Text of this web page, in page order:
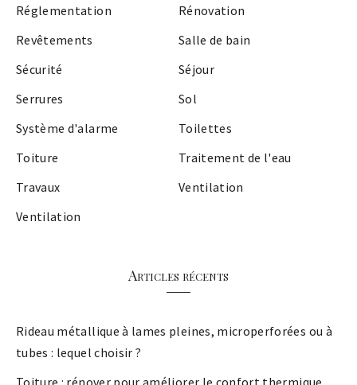
Réglementation
Rénovation
Revêtements
Salle de bain
Sécurité
Séjour
Serrures
Sol
Système d'alarme
Toilettes
Toiture
Traitement de l'eau
Travaux
Ventilation
Ventilation
Articles récents
Rideau métallique à lames pleines, microperforées ou à
tubes : lequel choisir ?